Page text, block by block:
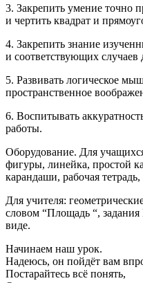
3. Закрепить умение точно
и чертить квадрат и
4. Закрепить знание
и соответствующих случаев
5. Развивать логическое
пространственное
6. Воспитывать
работы.
Оборудование. Для
фигуры, линейка, простой
карандаши, рабочая
Для учителя:
словом “Площадь “,
виде.
Начинаем наш урок.
Надеюсь, он пойдёт вам
Постарайтесь всё понять,